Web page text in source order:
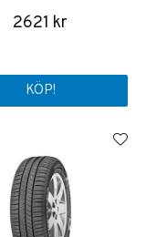
2621 kr
KÖP!